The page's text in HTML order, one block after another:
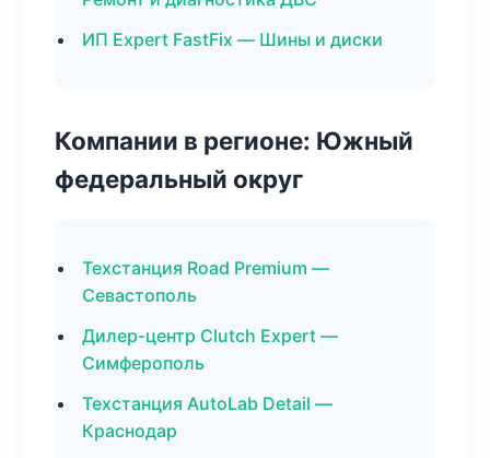
ИП Expert FastFix — Шины и диски
Компании в регионе: Южный
федеральный округ
Техстанция Road Premium —
Севастополь
Дилер-центр Clutch Expert —
Симферополь
Техстанция AutoLab Detail —
Краснодар